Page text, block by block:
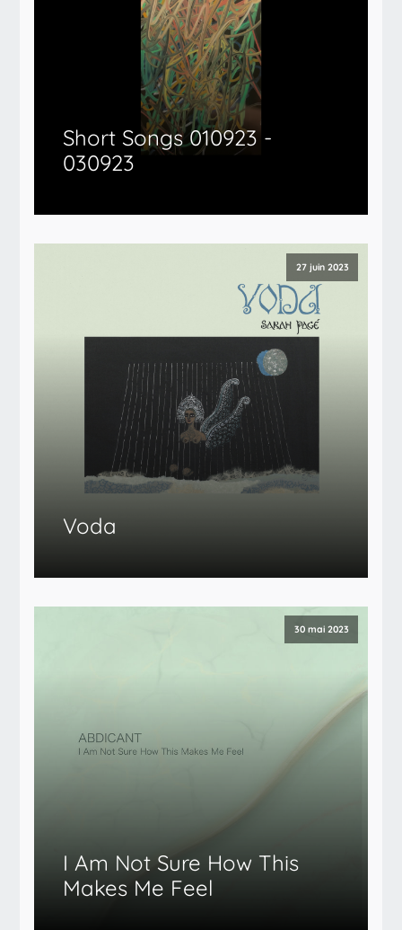
Short Songs 010923 -
030923
27 juin 2023
Voda
30 mai 2023
I Am Not Sure How This
Makes Me Feel